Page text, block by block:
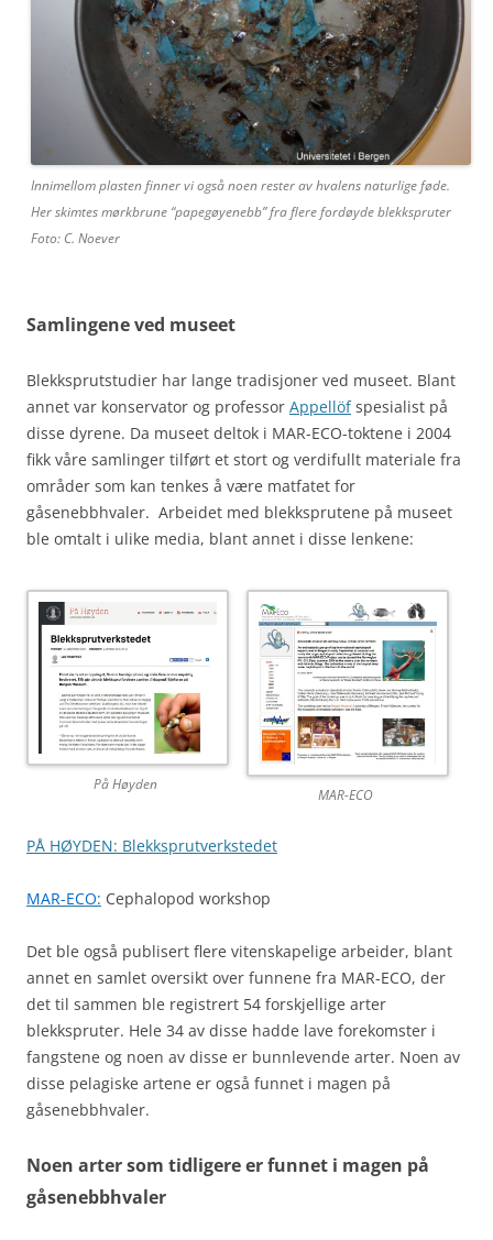
Innimellom plasten finner vi også noen rester av hvalens naturlige føde.
Her skimtes mørkbrune “papegøyenebb” fra flere fordøyde blekkspruter
Foto: C. Noever
Samlingene ved museet
Blekksprutstudier har lange tradisjoner ved museet. Blant
annet var konservator og professor Appellöfspesialist på
disse dyrene. Da museet deltok i MAR-ECO-toktene i 2004
fikk våre samlinger tilført et stort og verdifullt materiale fra
områder som kan tenkes å være matfatet for
gåsenebbhvaler. Arbeidet med blekksprutene på museet
ble omtalt i ulike media, blant annet i disse lenkene:
På Høyden
MAR-ECO
PÅ HØYDEN: Blekksprutverkstedet
MAR-ECO: Cephalopod workshop
Det ble også publisert flere vitenskapelige arbeider, blant
annet en samlet oversikt over funnene fra MAR-ECO, der
det til sammen ble registrert 54 forskjellige arter
blekkspruter. Hele 34 av disse hadde lave forekomster i
fangstene og noen av disse er bunnlevende arter. Noen av
disse pelagiske artene er også funnet i magen på
gåsenebbhvaler.
Noen arter som tidligere er funnet i magen på
gåsenebbhvaler